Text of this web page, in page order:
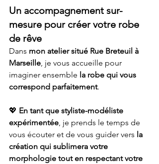
Un accompagnement sur-
mesure pour créer votre robe
de rêve
Dans mon atelier situé Rue Breteuil à
Marseille, je vous accueille pour
imaginer ensemble la robe qui vous
correspond parfaitement.
💖 En tant que styliste-modéliste
expérimentée, je prends le temps de
vous écouter et de vous guider vers la
création qui sublimera votre
morphologie tout en respectant votre